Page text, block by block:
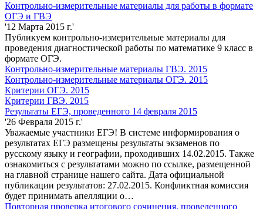
Контрольно-измерительные материалы для работы в формате
ОГЭ и ГВЭ
'12 Марта 2015 г.'
Публикуем контрольно-измерительные материалы для
проведения диагностической работы по математике 9 класс в
формате ОГЭ.
Контрольно-измерительные материалы ГВЭ. 2015
Контрольно-измерительные материалы ОГЭ. 2015
Критерии ОГЭ. 2015
Критерии ГВЭ. 2015
Результаты ЕГЭ, проведенного 14 февраля 2015
'26 Февраля 2015 г.'
Уважаемые участники ЕГЭ! В системе информирования о
результатах ЕГЭ размещены результаты экзаменов по
русскому языку и географии, проходивших 14.02.2015. Также
ознакомиться с результатами можно по ссылке, размещенной
на главной странице нашего сайта. Дата официальной
публикации результатов: 27.02.2015. Конфликтная комиссия
будет принимать апелляции о…
Повторная проверка итогового сочинения, проведенного